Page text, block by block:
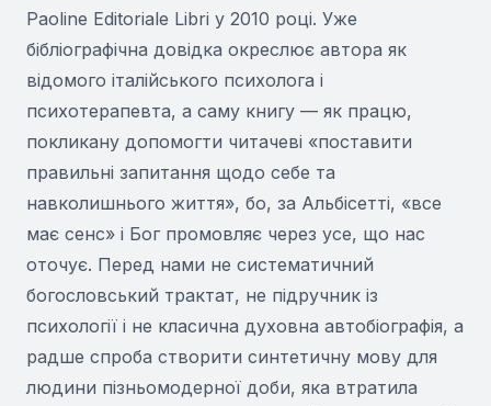
Paoline Editoriale Libri у 2010 році. Уже
бібліографічна довідка окреслює автора як
відомого італійського психолога і
психотерапевта, а саму книгу — як працю,
покликану допомогти читачеві «поставити
правильні запитання щодо себе та
навколишнього життя», бо, за Альбісетті, «все
має сенс» і Бог промовляє через усе, що нас
оточує. Перед нами не систематичний
богословський трактат, не підручник із
психології і не класична духовна автобіографія, а
радше спроба створити синтетичну мову для
людини пізньомодерної доби, яка втратила